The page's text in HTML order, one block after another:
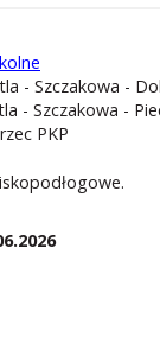
- Szczakowa -
- Szczakowa -
PKP